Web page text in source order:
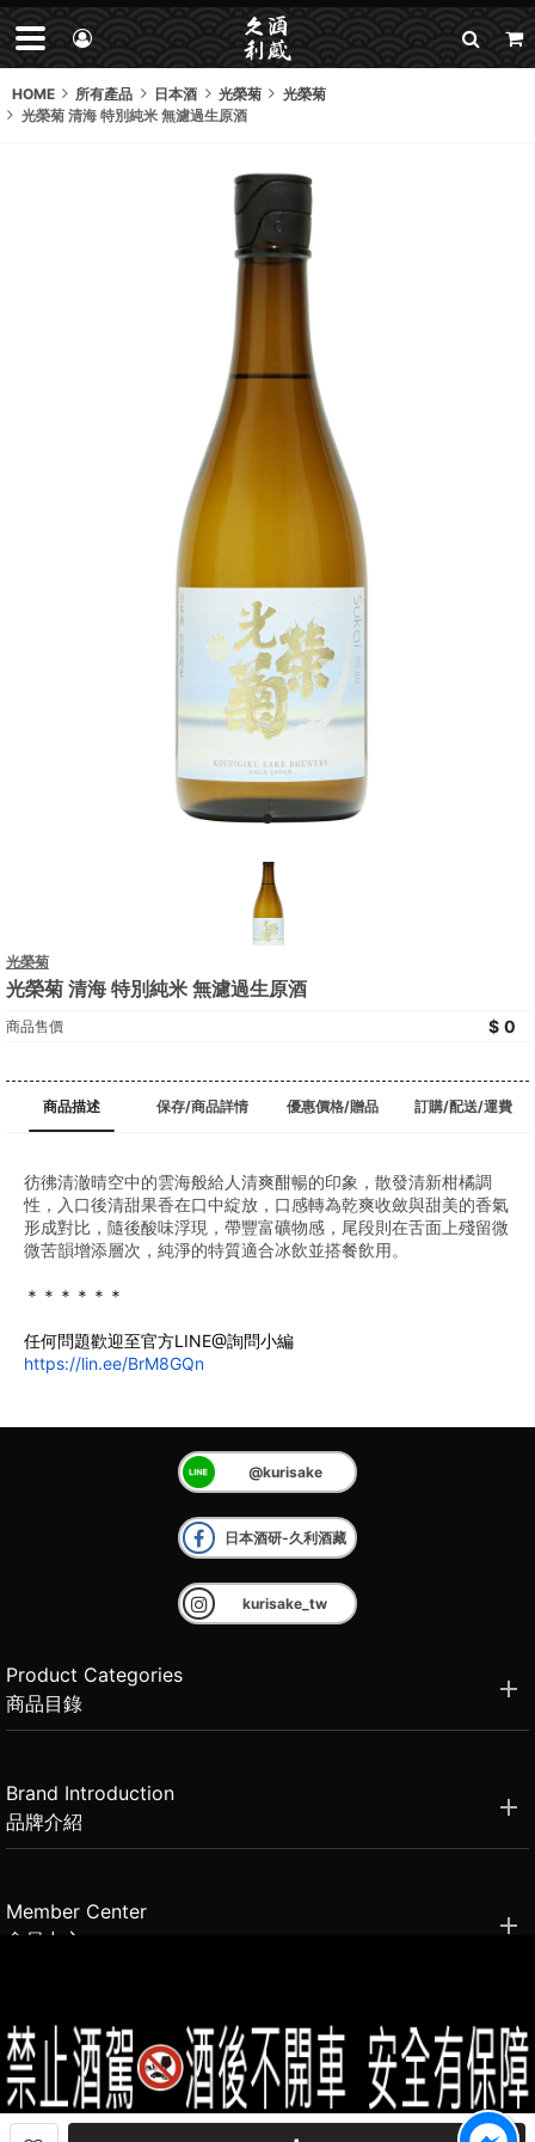
HOME 所有產品 日本酒 光榮菊
光榮菊
光榮菊 清海 特別純米 無濾過生原酒
光榮菊
光榮菊 清海 特別純米 無濾過生原酒
商品售價 0
商品描述 保存/商品詳情 優惠價格/贈品 訂購/配送/運費
彷彿清澈晴空中的雲海般給人清爽酣暢的印象，散發清新柑橘調
性，入口後清甜果香在口中綻放，口感轉為乾爽收斂與甜美的香氣
形成對比，隨後酸味浮現，帶豐富礦物感，尾段則在舌面上殘留微
微苦韻增添層次，純淨的特質適合冰飲並搭餐飲用。
＊＊＊＊＊＊
任何問題歡迎至官方LINE@詢問小編
https://lin.ee/BrM8GQn
@kurisake
日本酒研-久利酒藏
kurisake_tw
Product Categories
商品目錄
Brand Introduction
品牌介紹
Member Center
會員中心
2021思橙國際有限公司 版權所有 禁止轉貼節錄 All rights reserved.